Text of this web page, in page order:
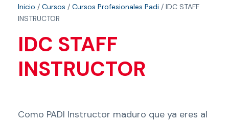
Inicio / Cursos / Cursos Profesionales Padi / IDC STAFF
INSTRUCTOR
IDC STAFF
INSTRUCTOR
Como PADI Instructor maduro que ya eres al